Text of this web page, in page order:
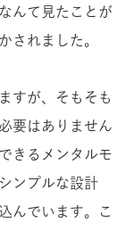
んて見たことが
されました。
すが、そもそも
要はありません
きるメンタルモ
ンプルな設計
んでいます。こ